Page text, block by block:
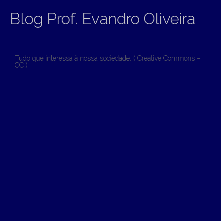
Blog Prof. Evandro Oliveira
Tudo que interessa à nossa sociedade. ( Creative Commons –
CC )